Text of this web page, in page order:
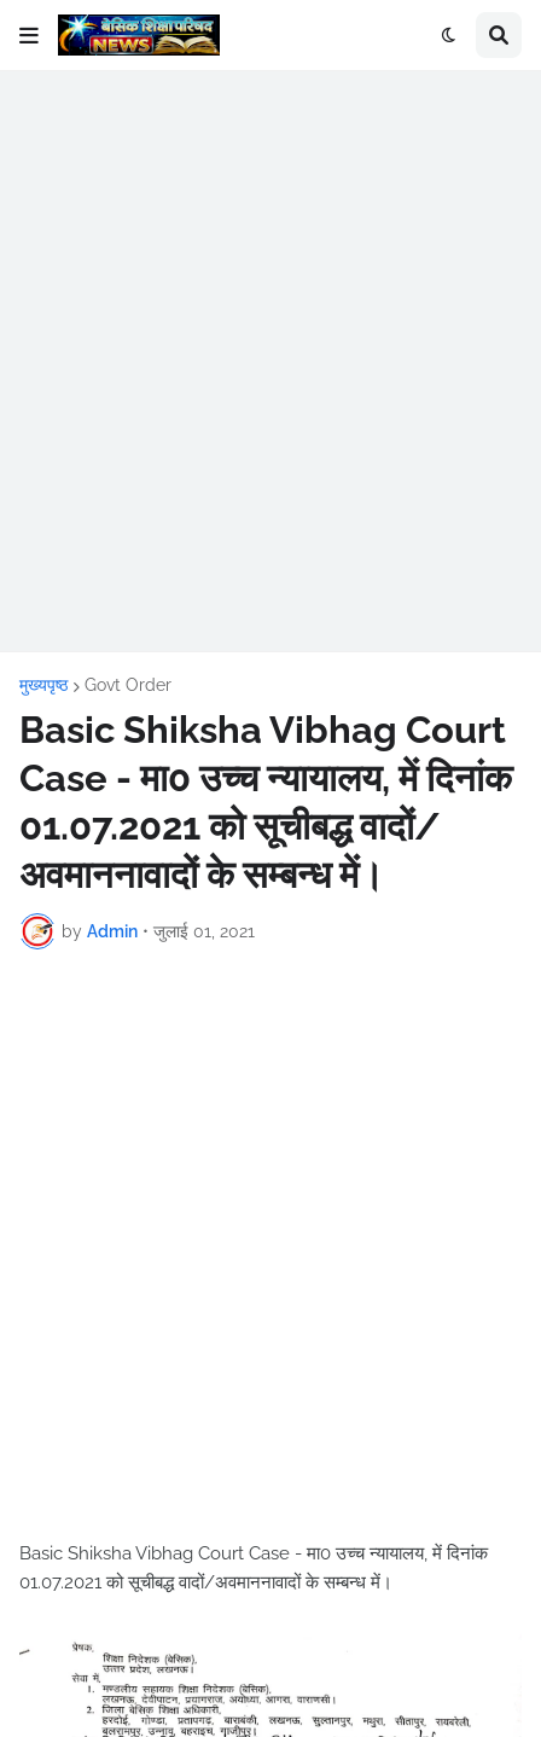
मुख्यपृष्ठ Govt Order
Basic Shiksha Vibhag Court
Case - मा0 उच्च न्यायालय, में दिनांक
01.07.2021 को सूचीबद्ध वादों/
अवमाननावादों के सम्बन्ध में।
by Admin • जुलाई 01, 2021
Basic Shiksha Vibhag Court Case - मा0 उच्च न्यायालय, में दिनांक
01.07.2021 को सूचीबद्ध वादों/अवमाननावादों के सम्बन्ध में।